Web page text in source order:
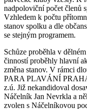
nadpoloviční počet členů
Vzhledem k počtu
stanov spolku a dle
se stejným programem.
Schůze proběhla v
činností proběhly hlavní
změna stanov. V rámci
PARA PLAVÁNÍ
z.ú. Již nekandidoval
Náčelník Jan Nevrkla a
zvolen s Náčelníkovou